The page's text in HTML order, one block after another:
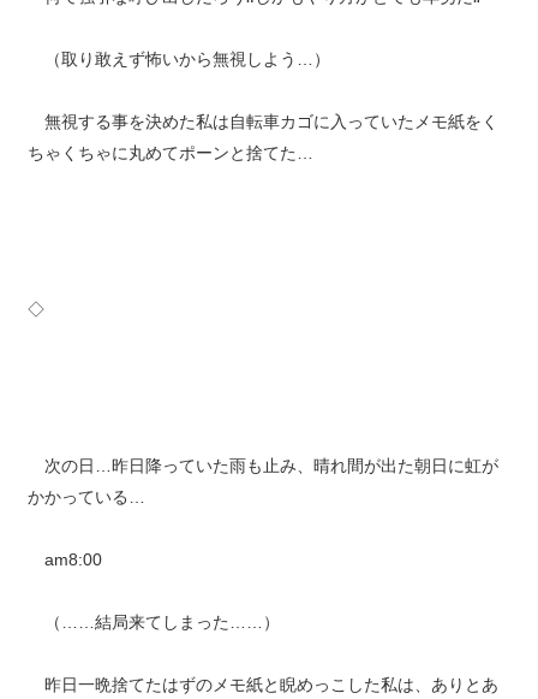
（取り敢えず怖いから無視しよう…）
無視する事を決めた私は自転車カゴに入っていたメモ紙をく
ちゃくちゃに丸めてポーンと捨てた…
◇
次の日…昨日降っていた雨も止み、晴れ間が出た朝日に虹が
かかっている…
am8:00
（……結局来てしまった……）
昨日一晩捨てたはずのメモ紙と睨めっこした私は、ありとあ